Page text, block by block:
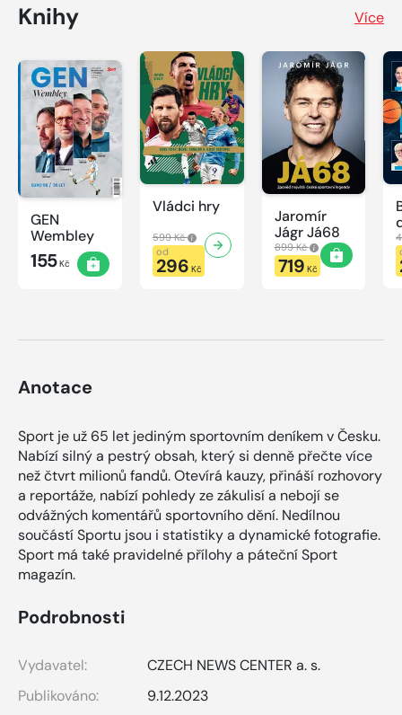
Knihy Více
GEN
Wembley
155Kč
Vládci hry
599 Kč
od
296 Kč
Jaromír
Jágr Já68
899 Kč
719 Kč
Anotace
Sport je už 65 let jediným sportovním deníkem v Česku.
Nabízí silný a pestrý obsah, který si denně přečte více
než čtvrt milionů fandů. Otevírá kauzy, přináší rozhovory
a reportáže, nabízí pohledy ze zákulisí a nebojí se
odvážných komentářů sportovního dění. Nedílnou
součástí Sportu jsou i statistiky a dynamické fotografie.
Sport má také pravidelné přílohy a páteční Sport
magazín.
Podrobnosti
Vydavatel:
CZECH NEWS CENTER a. s.
Publikováno:
9.12.2023